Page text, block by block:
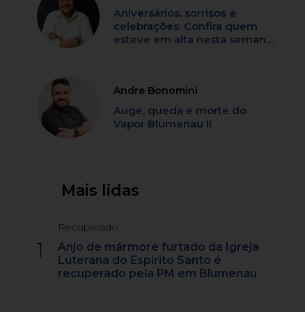
Aniversários, sorrisos e
celebrações: Confira quem
esteve em alta nesta semana
Andre Bonomini
Auge, queda e morte do
Vapor Blumenau II
Mais lidas
1
Recuperado
Anjo de mármore furtado da Igreja
Luterana do Espírito Santo é
recuperado pela PM em Blumenau